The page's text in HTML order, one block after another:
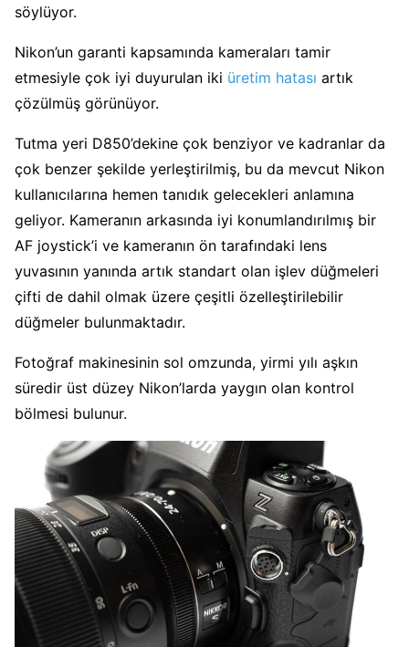
söylüyor.
Nikon’un garanti kapsamında kameraları tamir
etmesiyle çok iyi duyurulan iki üretim hatası artık
çözülmüş görünüyor.
Tutma yeri D850’dekine çok benziyor ve kadranlar da
çok benzer şekilde yerleştirilmiş, bu da mevcut Nikon
kullanıcılarına hemen tanıdık gelecekleri anlamına
geliyor. Kameranın arkasında iyi konumlandırılmış bir
AF joystick’i ve kameranın ön tarafındaki lens
yuvasının yanında artık standart olan işlev düğmeleri
çifti de dahil olmak üzere çeşitli özelleştirilebilir
düğmeler bulunmaktadır.
Fotoğraf makinesinin sol omzunda, yirmi yılı aşkın
süredir üst düzey Nikon’larda yaygın olan kontrol
bölmesi bulunur.